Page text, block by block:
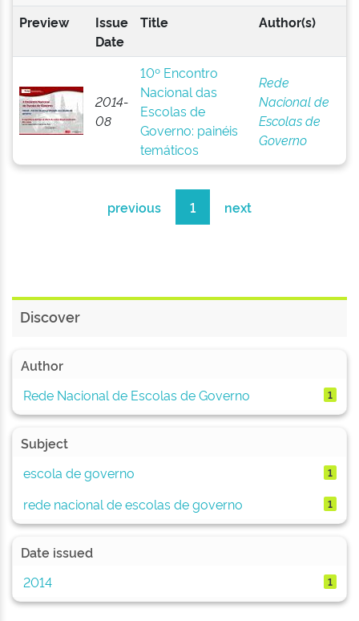
Preview
Issue
Date
Title Author(s)
2014-
08
10º Encontro
Nacional das
Escolas de
Governo: painéis
temáticos
Rede
Nacional de
Escolas de
Governo
previous 1 next
Discover
Author
Rede Nacional de Escolas de Governo
1
Subject
escola de governo
1
rede nacional de escolas de governo 1
Date issued
2014
1